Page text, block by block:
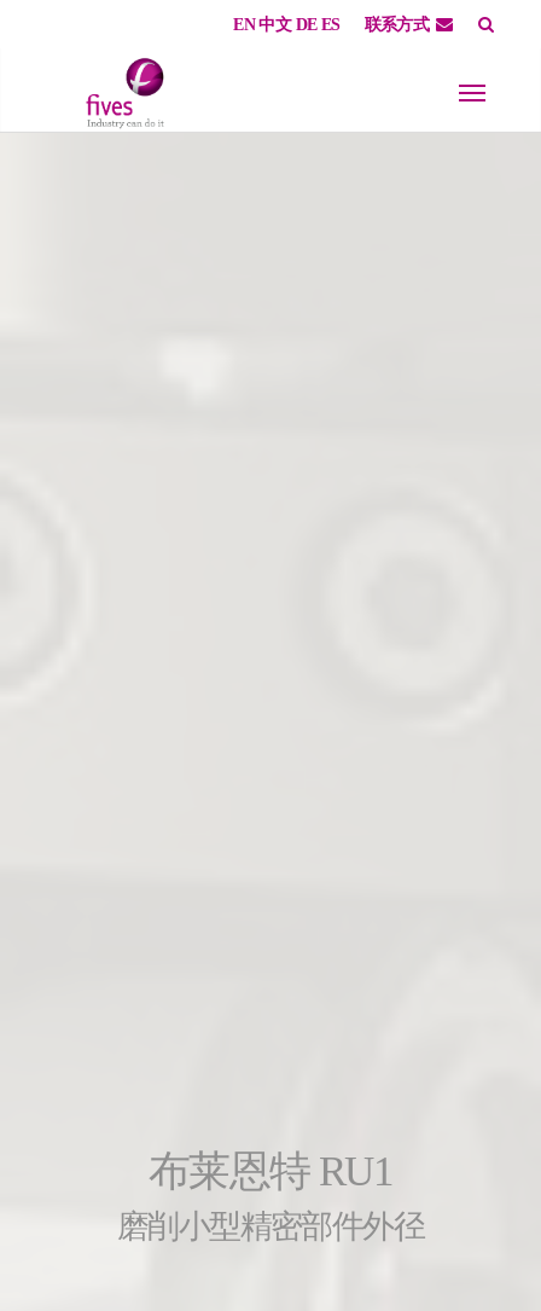
EN 中文 DE ES 联系方式
布莱恩特 RU1
磨削小型精密部件外径